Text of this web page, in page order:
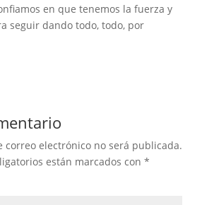
en que tenemos la fuerza y
seguir dando todo, todo, por
correo electrónico no será publicada.
están marcados con *